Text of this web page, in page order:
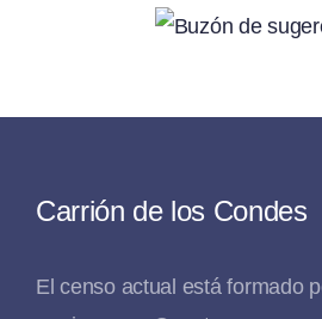
Carrión de los Condes
El censo actual está formado